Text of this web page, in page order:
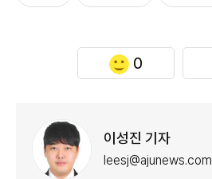
0
이성진 기자
leesj@ajunews.com